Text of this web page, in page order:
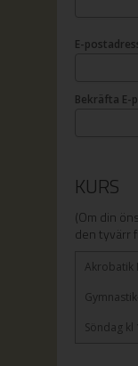
E-
Bekräfta E-
KURS
(Om din
den tyvärr
Akrobatik
Söndag kl